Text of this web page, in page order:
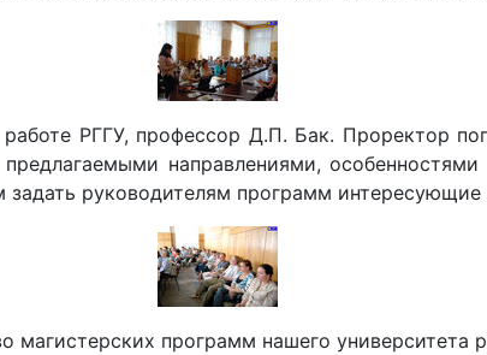
РГГУ, профессор Д.П. Бак. Проректор
направлениями,
задать руководителям программ
магистерских программ нашего